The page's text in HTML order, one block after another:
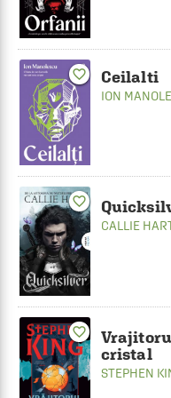
favorite_border Ceilalti
ION
favorite_border
CALLIE
favorite_border
cristal
STEPHEN